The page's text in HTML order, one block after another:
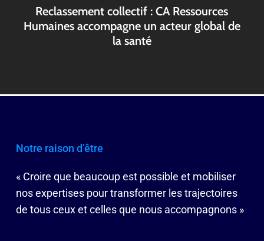
Reclassement collectif : CA Ressources
Humaines accompagne un acteur global de
la santé
Notre raison d’être
« Croire que beaucoup est possible et mobiliser
nos expertises pour transformer les trajectoires
de tous ceux et celles que nous accompagnons »